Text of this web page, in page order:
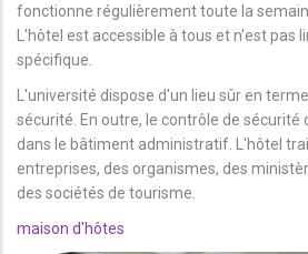
fonctionne régulièrement toute la
L'hôtel est accessible à tous et n'est pas
spécifique.
L'université dispose d'un lieu sûr en
sécurité. En outre, le contrôle de sécurité
dans le bâtiment administratif. L'hôtel
entreprises, des organismes, des
des sociétés de tourisme.
maison d'hôtes